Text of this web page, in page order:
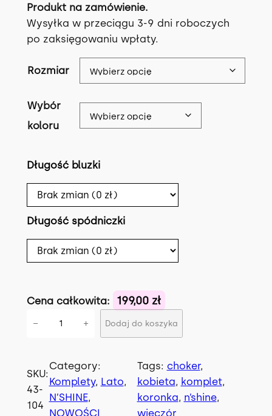
Produkt na zamówienie.
Wysyłka w przeciągu 3-9 dni roboczych
po zaksięgowaniu wpłaty.
Rozmiar
Wybór
koloru
Długość bluzki
Długość spódniczki
Cena całkowita: 199,00 zł
ć
K
o
− + Dodaj do koszyka
SKU:
43-
104
Category:
Komplety, Lato
N’SHINE
NOWOŚCI
Tags: choker
kobieta, komplet
koronka, n’shine
wieczór